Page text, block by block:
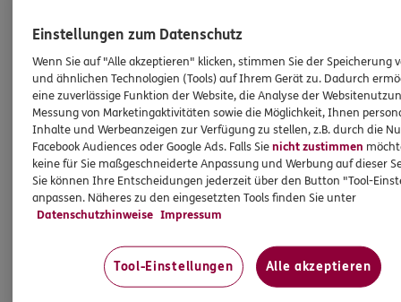
HINWEIS
Wichtiges aus dem Vermittlerrecht
Ich bin verpflichtet, Ihnen Auskünfte zu meiner
Person zu geben. Sowohl Ihr Schutz als Verbraucher
sowie auch gesetzliche Regelungen halten mich
dazu an. Ich biete Beratung an, für die
ferner sonstige Zuwendungen.
Einstellungen zum Datenschutz
Wenn Sie auf "Alle akzeptieren" klicken, stimmen Sie der Speicherung
und ähnlichen Technologien (Tools) auf Ihrem Gerät zu. Dadurch
eine zuverlässige Funktion der Website, die Analyse der
Messung von Marketingaktivitäten sowie die Möglichkeit, Ihnen
Inhalte und Werbeanzeigen zur Verfügung zu stellen, z.B. durch die
Facebook Audiences oder Google Ads. Falls Sienicht zustimmen
keine für Sie maßgeschneiderte Anpassung und Werbung auf dieser
Sie können Ihre Entscheidungen jederzeit über den Button "Tool-
anpassen. Näheres zu den eingesetzten Tools finden Sie unter
Datenschutzhinweise Impressum
Tool-Einstellungen Alle akzeptieren